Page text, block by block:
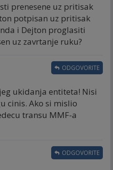
prenesene uz pritisak
potpisan uz pritisak
i Dejton proglasiti
uz zavrtanje ruku?
ukidanja entiteta! Nisi
cinis. Ako si mislio
transu MMF-a
ODGOVORITE
ODGOVORITE